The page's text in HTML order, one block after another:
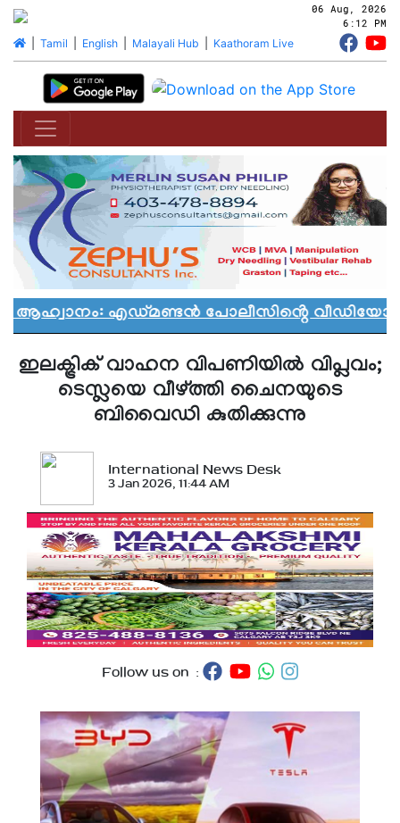
06 Aug, 2026
6:12 PM
| Tamil English| Malayali Hub Kaathoram Live
എഡ്മണ്ടൻ പോലീസിൻ്റെ വീഡിയോ
ഇലക്ട്രിക് വാഹന വിപണിയില്‍ വിപ്ലവം;
ടെസ്ലയെ വീഴ്ത്തി ചൈനയുടെ
ബിവൈഡി കുതിക്കുന്നു
International News Desk
3 Jan 2026, 11:44 AM
Follow us on :